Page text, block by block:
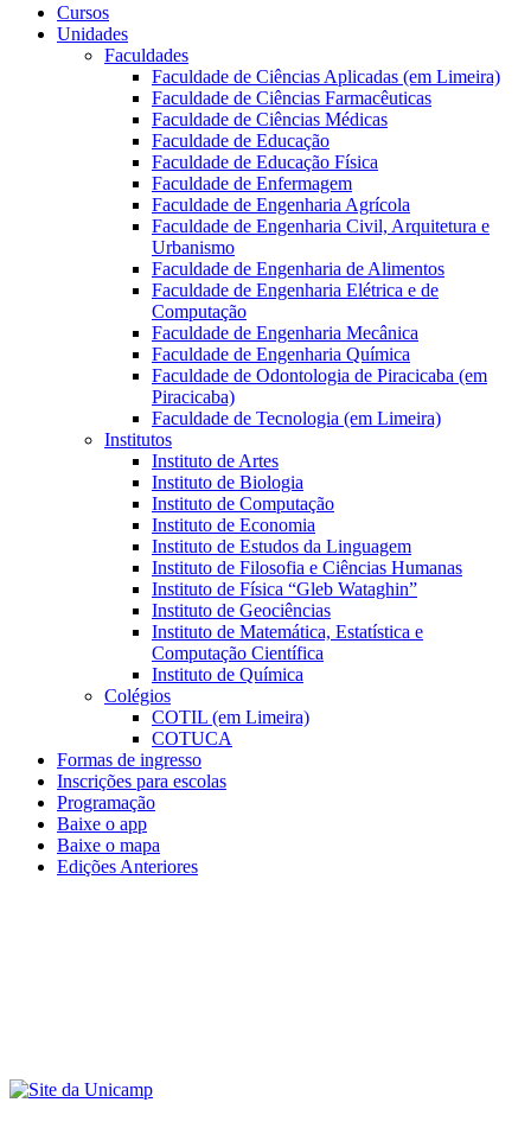
Cursos
Unidades
Faculdades
Faculdade de Ciências Aplicadas (em Limeira)
Faculdade de Ciências Farmacêuticas
Faculdade de Ciências Médicas
Faculdade de Educação
Faculdade de Educação Física
Faculdade de Enfermagem
Faculdade de Engenharia Agrícola
Faculdade de Engenharia Civil, Arquitetura e
Urbanismo
Faculdade de Engenharia de Alimentos
Faculdade de Engenharia Elétrica e de
Computação
Faculdade de Engenharia Mecânica
Faculdade de Engenharia Química
Faculdade de Odontologia de Piracicaba (em
Piracicaba)
Faculdade de Tecnologia (em Limeira)
Institutos
Instituto de Artes
Instituto de Biologia
Instituto de Computação
Instituto de Economia
Instituto de Estudos da Linguagem
Instituto de Filosofia e Ciências Humanas
Instituto de Física “Gleb Wataghin”
Instituto de Geociências
Instituto de Matemática, Estatística e
Computação Científica
Instituto de Química
Colégios
COTIL (em Limeira)
COTUCA
Formas de ingresso
Inscrições para escolas
Programação
Baixe o app
Baixe o mapa
Edições Anteriores